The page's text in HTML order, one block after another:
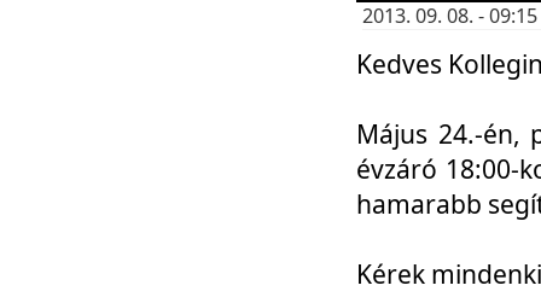
2013. 09. 08. -
Kedves
Május 24.-én,
évzáró 18:00-
hamarabb
Kérek